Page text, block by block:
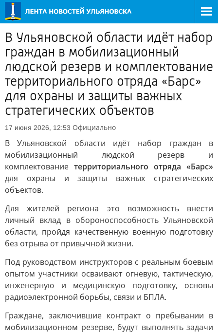
В Ульяновской области идёт набор
граждан в мобилизационный
людской резерв и комплектование
территориального отряда «Барс»
для охраны и защиты важных
стратегических объектов
17 июня 2026, 12:53 Официально
В Ульяновской области идёт набор граждан в
мобилизационный людской резерв и
комплектование территориального отряда «Барс»
для охраны и защиты важных стратегических
объектов.
Для жителей региона это возможность внести
личный вклад в обороноспособность Ульяновской
области, пройдя качественную военную подготовку
без отрыва от привычной жизни.
Под руководством инструкторов с реальным боевым
опытом участники осваивают огневую, тактическую,
инженерную и медицинскую подготовку, основы
радиоэлектронной борьбы, связи и БПЛА.
Граждане, заключившие контракт о пребывании в
мобилизационном резерве, будут выполнять задачи